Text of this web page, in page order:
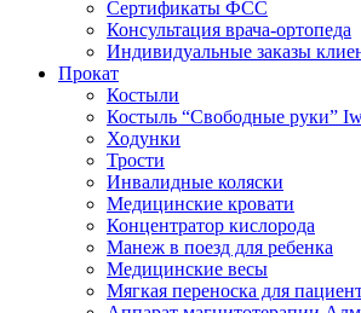
Сертификаты ФСС
Консультация врача-ортопеда
Индивидуальные заказы
Прокат
Костыли
Костыль “Свободные руки”
Ходунки
Трости
Инвалидные коляски
Медицинские кровати
Концентратор кислорода
Манеж в поезд для ребенка
Медицинские весы
Мягкая переноска для